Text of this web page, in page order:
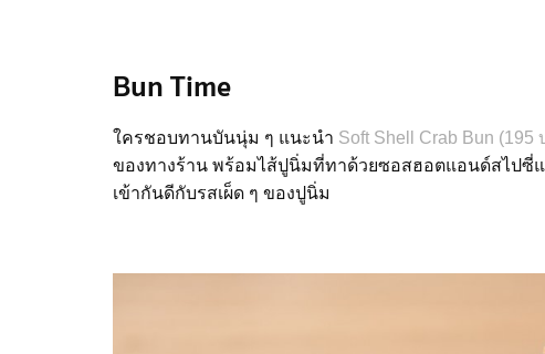
Bun Time
ใครชอบทานบันนุ่ม ๆ แนะนำ Soft Shell Crab Bun (195
ของทางร้าน พร้อมไส้ปูนิ่มที่ทาด้วยซอสฮอตแอนด์สไปซี่
เข้ากันดีกับรสเผ็ด ๆ ของปูนิ่ม